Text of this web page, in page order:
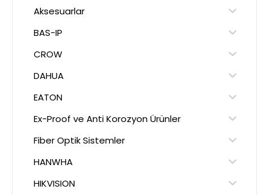
Aksesuarlar
BAS-IP
CROW
DAHUA
EATON
Ex-Proof ve Anti Korozyon Ürünler
Fiber Optik Sistemler
HANWHA
HIKVISION